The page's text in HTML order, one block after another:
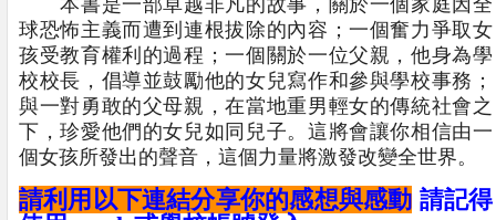
球恐怖主義而遭到連根拔除的內容；一個奮力爭取女
孩受教育權利的過程；一個關於一位父親，他身為學
校校長，倡導並鼓勵他的女兒寫作和參與學校事務；
與一對勇敢的父母親，在當地重男輕女的傳統社會之
下，珍愛他們的女兒如同兒子。這將會讓你相信由一
個女孩所發出的聲音，這個力量將激發改變全世界。
請利用以下連結分享你的感想與感動 請記得